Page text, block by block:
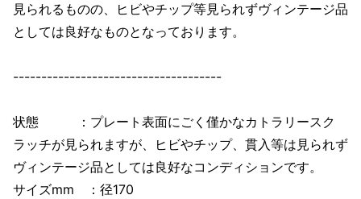
見られるものの、ヒビやチップ等見られずヴィンテージ品
としては良好なものとなっております。
-------------------------------------
状態 ：プレート表面にごく僅かなカトラリースク
ラッチが見られますが、ヒビやチップ、貫入等は見られず
ヴィンテージ品としては良好なコンディションです。
サイズmm ：径170